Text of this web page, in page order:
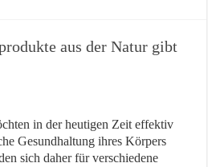
aus der Natur gibt
in der heutigen Zeit effektiv
Gesundhaltung ihres Körpers
sich daher für verschiedene